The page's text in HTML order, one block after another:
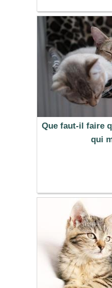
Que faut-il faire
qui